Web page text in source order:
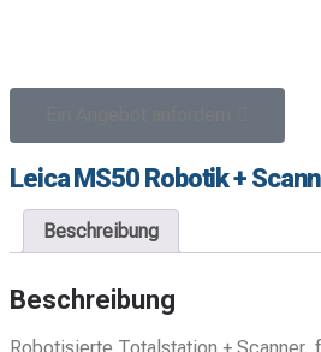
Leica MS50 Robotik +
Beschreibung
Beschreibung